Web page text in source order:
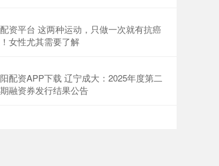
资平台 这两种运动，只做一次就有抗癌
女性尤其需要了解
配资APP下载 辽宁成大：2025年度第二
融资券发行结果公告